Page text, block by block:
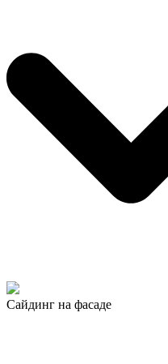
Сайдинг на фасаде